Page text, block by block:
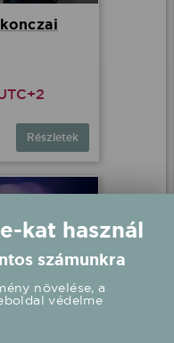
Részletek
kat használ
számunkra
növelése, a
védelme